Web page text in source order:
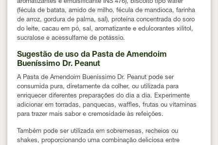
aromatizantes e emulsificante INS 476), biscoito tipo wafer
(fécula de batata, amido de milho, fécula de mandioca, farinha
de arroz, gordura de palma, sal), proteína concentrada do soro
do leite, cacau em pó, sal, aromatizante e edulcorantes xilitol,
sucralose e acessulfame de potássio.
Sugestão de uso da Pasta de Amendoim
Bueníssimo Dr. Peanut
A Pasta de Amendoim Bueníssimo Dr. Peanut pode ser
consumida pura, diretamente da colher, ou utilizada para
enriquecer diferentes preparações do dia a dia. Experimente
adicionar em torradas, panquecas, waffles, frutas ou vitaminas
para trazer mais sabor e cremosidade às refeições.
Também pode ser utilizada em sobremesas, recheios ou
shakes, proporcionando uma combinação deliciosa entre